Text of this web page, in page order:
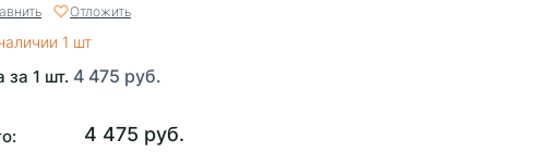
Отложить
1 шт
за 1 шт. 4 475 руб.
4 475 руб.